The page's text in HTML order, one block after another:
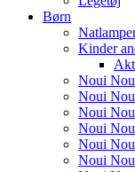
Børn
Kinder
Noui
Noui
Noui
Noui
Noui
Noui